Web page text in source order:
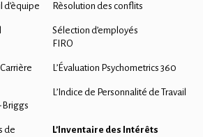
d’èquipe Rèsolution des conflits
Sélection d’employés
FIRO
L’Évaluation Psychometrics 360
Briggs
L’Indice de Personnalité de Travail
de
L’Inventaire des Intérêts